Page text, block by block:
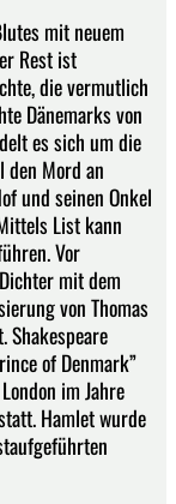
mit neuem
Rest ist
die vermutlich
Dänemarks von
es sich um die
den Mord an
und seinen Onkel
List kann
Vor
mit dem
von Thomas
Shakespeare
of Denmark”
im Jahre
Hamlet wurde